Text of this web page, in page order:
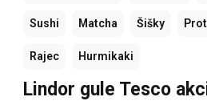
Sushi Matcha Šišky
Rajec Hurmikaki
Lindor gule Tesco